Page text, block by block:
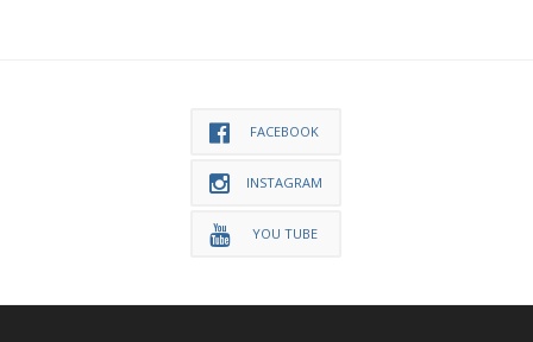
FACEBOOK
INSTAGRAM
YOU TUBE